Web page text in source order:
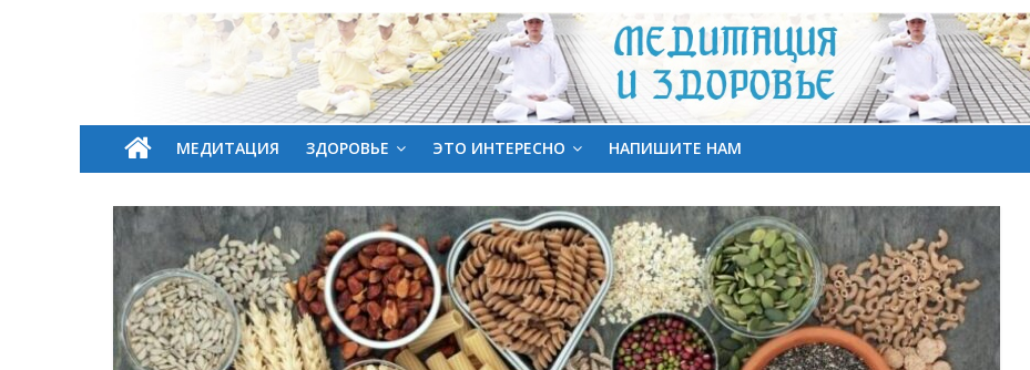
МЕДИТАЦИЯ ЗДОРОВЬЕ ЭТО ИНТЕРЕСНО НАПИШИТЕ НАМ